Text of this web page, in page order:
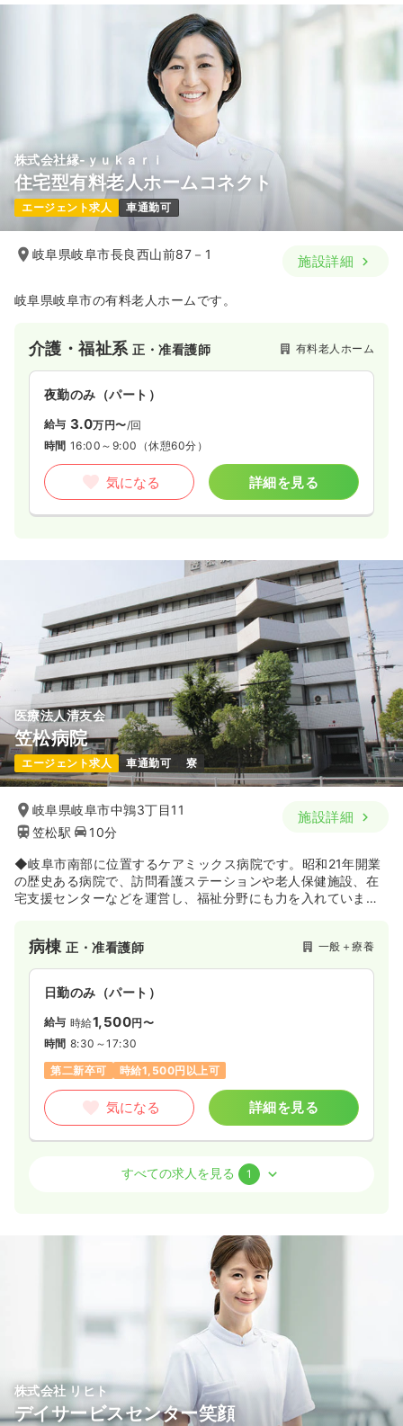
株式会社縁‐ｙｕｋａｒｉ
住宅型有料老人ホームコネクト
エージェント求人 車通勤可
岐阜県岐阜市長良西山前87－1 施設詳細
岐阜県岐阜市の有料老人ホームです。
介護・福祉系正・准看護師 有料老人ホーム
夜勤のみ（パート）
給与 3.0万円〜/回
時間 16:00～9:00 （休憩60分）
気になる 詳細を見る
医療法人清友会
笠松病院
エージェント求人 車通勤可 寮
岐阜県岐阜市中鶉3丁目11
笠松駅
10分
施設詳細
◆岐阜市南部に位置するケアミックス病院です。昭和21年開業
の歴史ある病院で、訪問看護ステーションや老人保健施設、在
宅支援センターなどを運営し、福祉分野にも力を入れていま
病棟正・准看護師 一般＋療養
日勤のみ（パート）
給与 時給1,500円〜
時間 8:30～17:30
第二新卒可
時給1,500円以上可
気になる 詳細を見る
時給1,500円以上可
詳細を見る
すべての求人を見る 1
株式会社 リヒト
デイサービスセンター笑顔